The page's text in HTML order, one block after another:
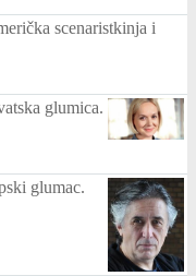
scenaristkinja i
glumica.
glumac.